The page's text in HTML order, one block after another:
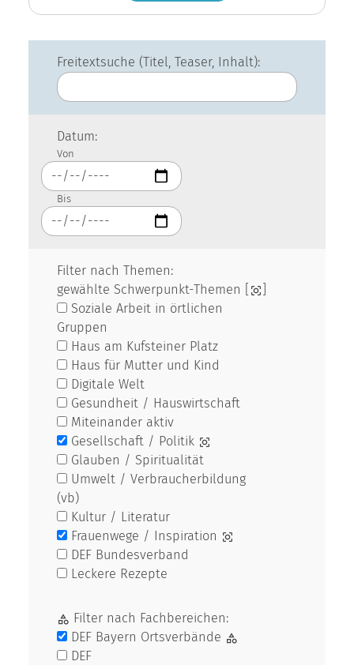
Freitextsuche (Titel, Teaser, Inhalt):
Datum:
Von
Bis
Filter nach Themen:
gewählte Schwerpunkt-Themen [
Soziale Arbeit in örtlichen
Gruppen
Haus am Kufsteiner Platz
Haus für Mutter und Kind
Digitale Welt
Gesundheit / Hauswirtschaft
Miteinander aktiv
Gesellschaft / Politik
Glauben / Spiritualität
Umwelt / Verbraucherbildung
(vb)
Kultur / Literatur
Frauenwege / Inspiration
DEF Bundesverband
Leckere Rezepte
Filter nach Fachbereichen:
DEF Bayern Ortsverbände
DEF